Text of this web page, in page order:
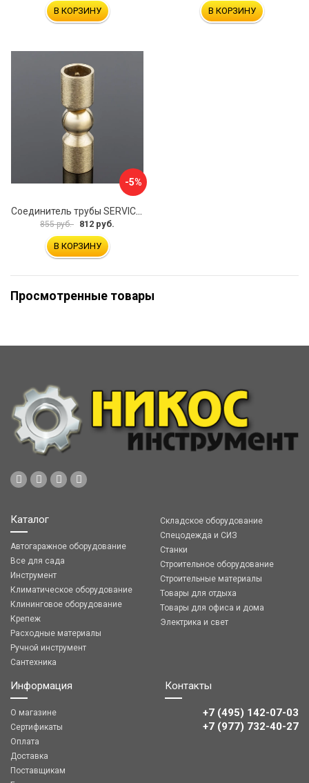
В КОРЗИНУ В КОРЗИНУ
-5%
855 руб. 812 руб.
В КОРЗИНУ
Просмотренные товары
Каталог
Автогаражное оборудование
Все для сада
Инструмент
Климатическое оборудование
Клининговое оборудование
Крепеж
Расходные материалы
Ручной инструмент
Сантехника
Складское оборудование
Спецодежда и СИЗ
Станки
Строительное оборудование
Строительные материалы
Товары для отдыха
Товары для офиса и дома
Электрика и свет
Информация
О магазине
Сертификаты
Оплата
Доставка
Поставщикам
Контакты
+7 (495) 142-07-03
‎‎+7 (977) 732-40-27